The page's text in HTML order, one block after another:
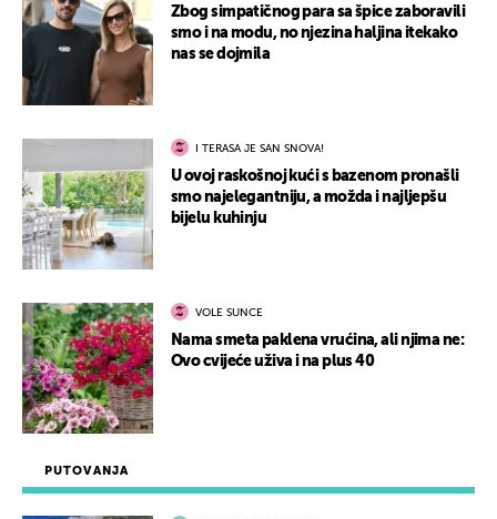
PUTOVANJA
Zbog simpatičnog para sa špice zaboravili
smo i na modu, no njezina haljina itekako
nas se dojmila
I TERASA JE SAN SNOVA!
U ovoj raskošnoj kući s bazenom pronašli
smo najelegantniju, a možda i najljepšu
bijelu kuhinju
VOLE SUNCE
Nama smeta paklena vrućina, ali njima ne:
Ovo cvijeće uživa i na plus 40